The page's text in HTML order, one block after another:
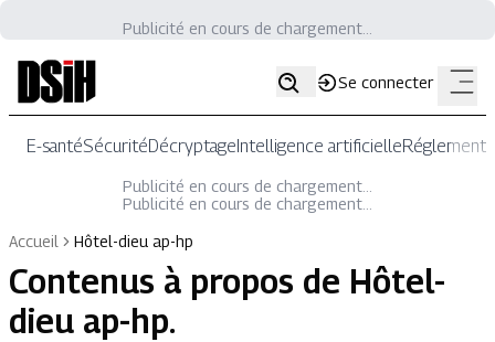
Publicité en cours de chargement...
Se connecter
E-santéSécuritéDécryptageIntelligence artificielle
Publicité en cours de chargement...
Publicité en cours de chargement...
Accueil
Hôtel-dieu ap-hp
Contenus à propos de Hôtel-
dieu ap-hp.